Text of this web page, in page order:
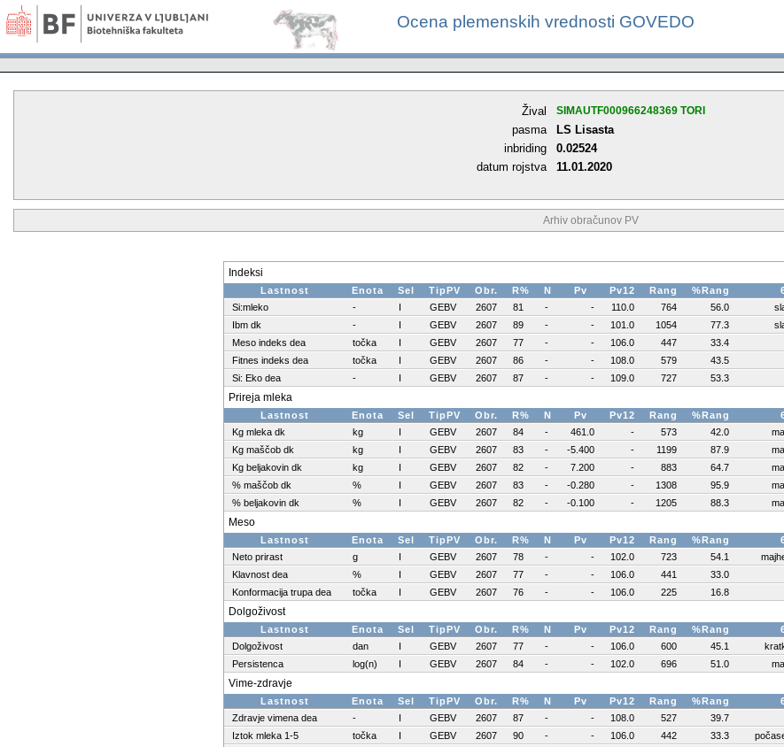
Ocena plemenskih vrednosti GOVEDO
Žival SIMAUTF000966248369 TORI
pasma
LS Lisasta
inbriding
0.02524
datum rojstva
11.01.2020
Arhiv obračunov PV
Indeksi
Lastnost Enota Sel TipPV Obr. R% N Pv Pv12 Rang %Rang
Si:mleko
- I GEBV 2607 81 - - 110.0 764 56.0
Ibm dk
- I GEBV 2607 89 - - 101.0 1054 77.3
Meso indeks dea
točka I GEBV 2607 77 - - 106.0 447 33.4
Fitnes indeks dea
točka I GEBV 2607 86 - - 108.0 579 43.5
Si: Eko dea
- I GEBV 2607 87 - - 109.0 727 53.3
Prireja mleka
Lastnost Enota Sel TipPV Obr. R% N Pv Pv12 Rang %Rang
Kg mleka dk
kg I GEBV 2607 84 - 461.0 - 573 42.0
Kg maščob dk
kg I GEBV 2607 83 - -5.400 - 1199 87.9
Kg beljakovin dk
kg I GEBV 2607 82 - 7.200 - 883 64.7
% maščob dk
% I GEBV 2607 83 - -0.280 - 1308 95.9
% beljakovin dk
% I GEBV 2607 82 - -0.100 - 1205 88.3
Meso
Lastnost Enota Sel TipPV Obr. R% N Pv Pv12 Rang %Rang
Neto prirast
g I GEBV 2607 78 - - 102.0 723 54.1
Klavnost dea
% I GEBV 2607 77 - - 106.0 441 33.0
Konformacija trupa dea
točka I GEBV 2607 76 - - 106.0 225 16.8
Dolgoživost
Lastnost Enota Sel TipPV Obr. R% N Pv Pv12 Rang %Rang
Dolgoživost
dan I GEBV 2607 77 - - 106.0 600 45.1
Persistenca
log(n) I GEBV 2607 84 - - 102.0 696 51.0
Vime-zdravje
Lastnost Enota Sel TipPV Obr. R% N Pv Pv12 Rang %Rang
Zdravje vimena dea
- I GEBV 2607 87 - - 108.0 527 39.7
Iztok mleka 1-5
točka I GEBV 2607 90 - - 106.0 442 33.3